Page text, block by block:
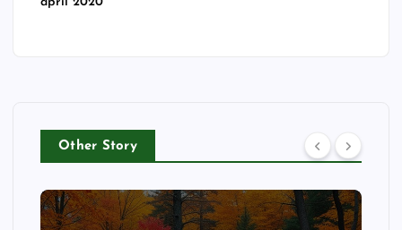
Other Story